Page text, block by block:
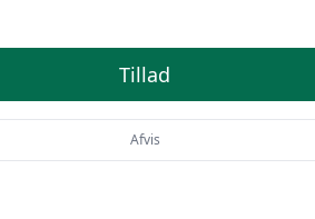
Tillad
Afvis